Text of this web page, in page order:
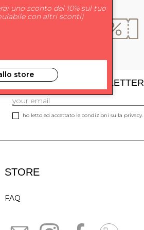
ISCRIVITI ALLA NEWSLETTER
ho letto ed accettato le condizioni sulla privacy.
STORE
FAQ
uno sconto del 10% sul tuo
con altri sconti)
store